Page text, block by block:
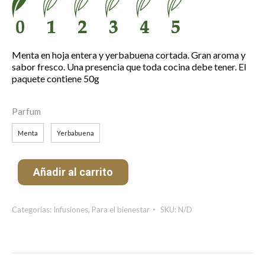
hasta
6.10 €
Menta en hoja entera y yerbabuena cortada. Gran aroma y
sabor fresco. Una presencia que toda cocina debe tener. El
paquete contiene 50g
Parfum
Menta Yerbabuena
Añadir al carrito
Categorías: Infusiones, Para el bienestar SKU: N/D